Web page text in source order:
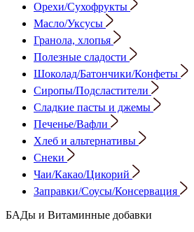
Орехи/Сухофрукты
Масло/Уксусы
Гранола, хлопья
Полезные сладости
Шоколад/Батончики/Конфеты
Сиропы/Подсластители
Сладкие пасты и джемы
Печенье/Вафли
Хлеб и альтернативы
Снеки
Чаи/Какао/Цикорий
Заправки/Соусы/Консервация
БАДы и Витаминные добавки